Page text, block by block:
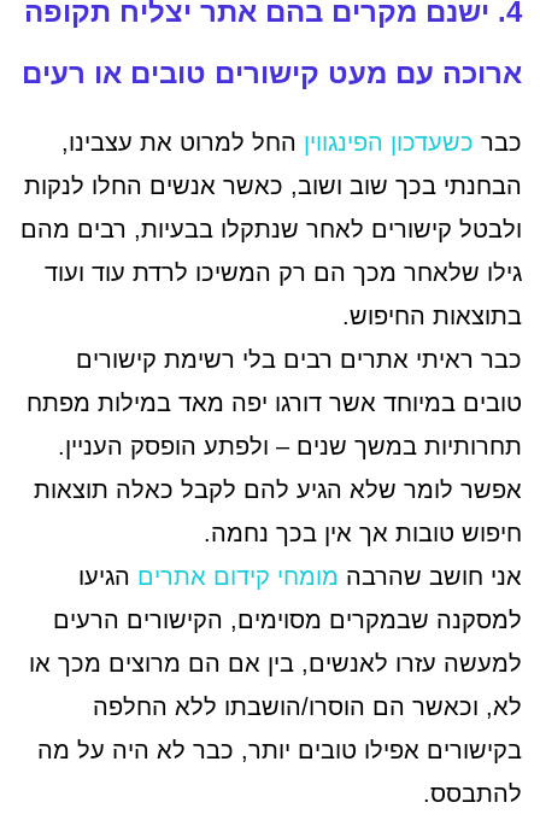
4. ישנם מקרים בהם אתר יצליח תקופה
ארוכה עם מעט קישורים טובים או רעים
כבר כשעדכון הפינגווין החל למרוט את עצבינו,
הבחנתי בכך שוב ושוב, כאשר אנשים החלו לנקות
ולבטל קישורים לאחר שנתקלו בבעיות, רבים מהם
גילו שלאחר מכך הם רק המשיכו לרדת עוד ועוד
בתוצאות החיפוש.
כבר ראיתי אתרים רבים בלי רשימת קישורים
טובים במיוחד אשר דורגו יפה מאד במילות מפתח
תחרותיות במשך שנים – ולפתע הופסק העניין.
אפשר לומר שלא הגיע להם לקבל כאלה תוצאות
חיפוש טובות אך אין בכך נחמה.
אני חושב שהרבה מומחי קידום אתרים הגיעו
למסקנה שבמקרים מסוימים, הקישורים הרעים
למעשה עזרו לאנשים, בין אם הם מרוצים מכך או
לא, וכאשר הם הוסרו/הושבתו ללא החלפה
בקישורים אפילו טובים יותר, כבר לא היה על מה
להתבסס.